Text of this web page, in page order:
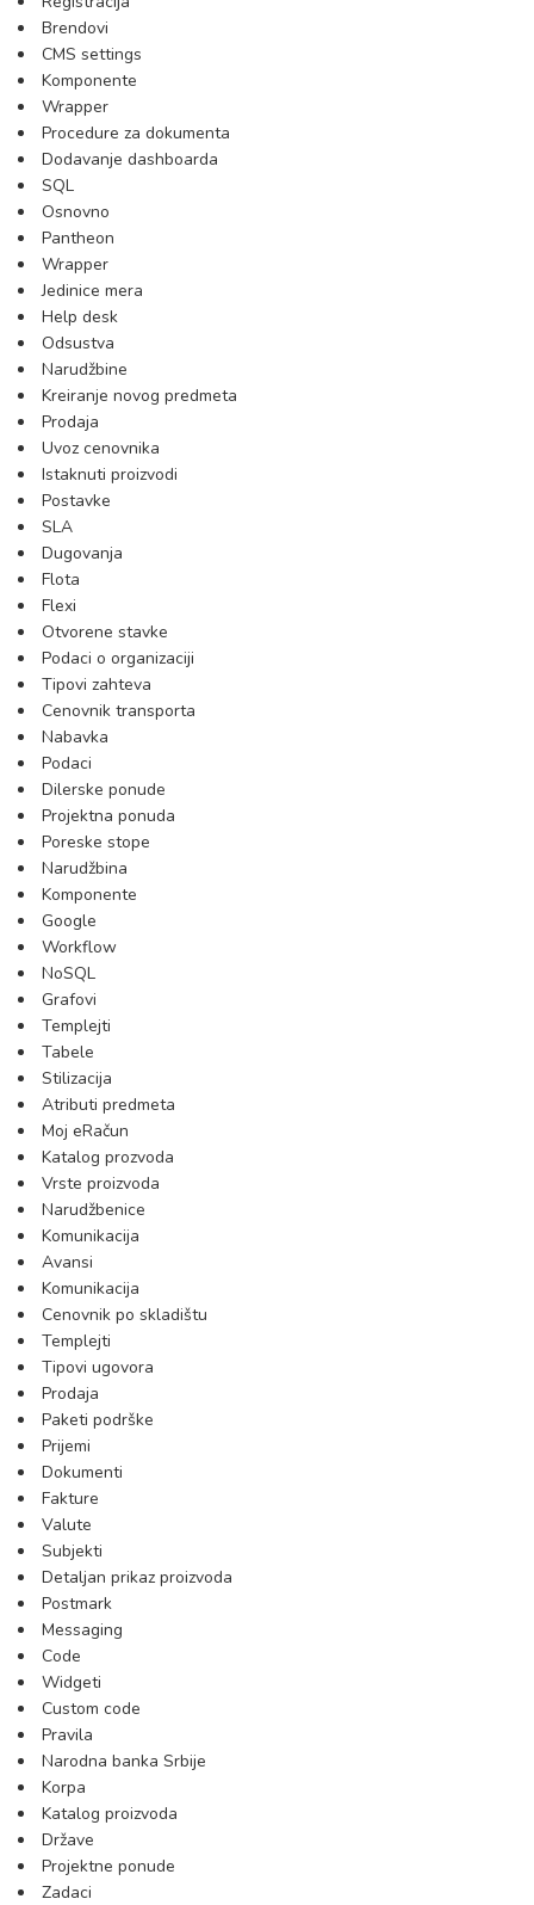
Brendovi
CMS settings
Komponente
Wrapper
Procedure za dokumenta
Dodavanje dashboarda
SQL
Osnovno
Pantheon
Wrapper
Jedinice mera
Help desk
Odsustva
Narudžbine
Kreiranje novog predmeta
Prodaja
Uvoz cenovnika
Istaknuti proizvodi
Postavke
SLA
Dugovanja
Flota
Flexi
Otvorene stavke
Podaci o organizaciji
Tipovi zahteva
Cenovnik transporta
Nabavka
Podaci
Dilerske ponude
Projektna ponuda
Poreske stope
Narudžbina
Komponente
Google
Workflow
NoSQL
Grafovi
Templejti
Tabele
Stilizacija
Atributi predmeta
Moj eRačun
Katalog prozvoda
Vrste proizvoda
Narudžbenice
Komunikacija
Avansi
Komunikacija
Cenovnik po skladištu
Templejti
Tipovi ugovora
Prodaja
Paketi podrške
Prijemi
Dokumenti
Fakture
Valute
Subjekti
Detaljan prikaz proizvoda
Postmark
Messaging
Code
Widgeti
Custom code
Pravila
Narodna banka Srbije
Korpa
Katalog proizvoda
Države
Projektne ponude
Zadaci